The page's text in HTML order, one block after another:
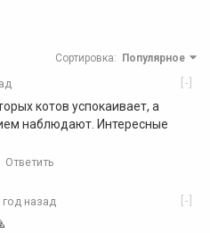
Сортировка: Популярное
[-]
котов успокаивает, а
наблюдают. Интересные
Ответить
[-]
год назад